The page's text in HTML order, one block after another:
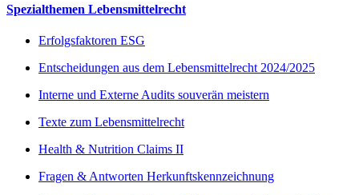
Spezialthemen Lebensmittelrecht
Erfolgsfaktoren ESG
Entscheidungen aus dem Lebensmittelrecht 2024/2025
Interne und Externe Audits souverän meistern
Texte zum Lebensmittelrecht
Health & Nutrition Claims II
Fragen & Antworten Herkunftskennzeichnung